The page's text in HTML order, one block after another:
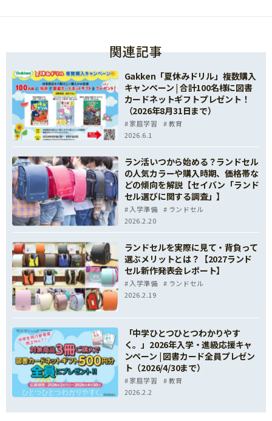
関連記事
Gakken「夏休みドリル」複数購入
キャンペーン | 合計100名様に図書
カードネットギフトプレゼント！
（2026年8月31日まで）
家庭学習
教育
2026.6.1
ラン活いつから始める？ランドセル
の人気カラーや購入時期、価格帯な
どの傾向を解説【セイバン「ランド
セル選びに関する調査」】
入学準備
ランドセル
2026.2.20
ランドセルを実際に見て・背負って
選ぶメリットとは？【2027ランド
セル新作発表会レポート】
入学準備
ランドセル
2026.2.19
「中学ひとつひとつわかりやす
く。」2026年入学・進級応援キャ
ンペーン | 図書カード全員プレゼン
ト（2026/4/30まで）
家庭学習
教育
2026.2.2